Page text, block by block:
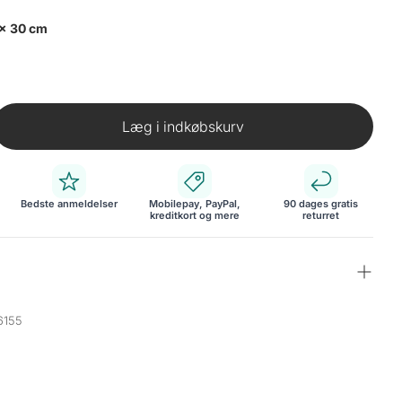
30 cm
Læg i indkøbskurv
Bedste anmeldelser
Mobilepay, PayPal,
kreditkort og mere
90 dages gratis
returret